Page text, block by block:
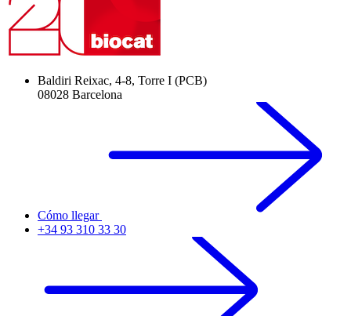
Baldiri Reixac, 4-8, Torre I (PCB)
08028 Barcelona
Cómo llegar
+34 93 310 33 30